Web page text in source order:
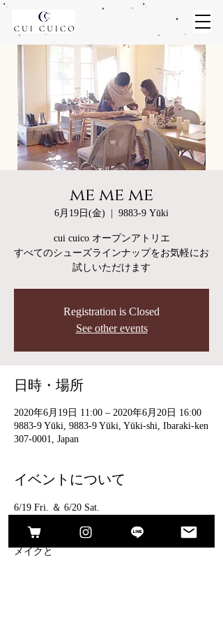
me me me
6月19日(金) 9883-9 Yūki
cui cuico オープンアトリエ
すべてのシューズラインナップをお気軽にお
試しいただけます
Registration is Closed
See other events
日時・場所
2020年6月19日 11:00 – 2020年6月20日 16:00
9883-9 Yūki, 9883-9 Yūki, Yūki-shi, Ibaraki-ken
307-0001, Japan
イベントについて
6/19 Fri. ＆ 6/20 Sat.
靴と
メイクと